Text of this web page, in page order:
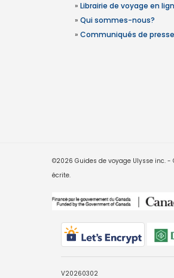
» Librairie de voyage en
» Qui sommes-nous?
» Communiqués de presse
©2026 Guides de voyage Ulysse inc.
écrite.
V20260302